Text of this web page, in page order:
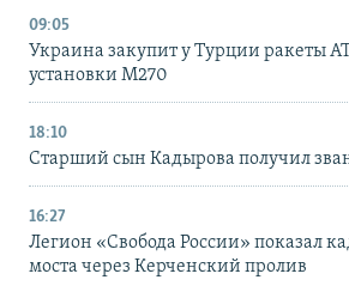
09:05
Украина закупит у Турции ракеты
установки M270
18:10
Старший сын Кадырова получил
16:27
Легион «Свобода России» показал
моста через Керченский пролив